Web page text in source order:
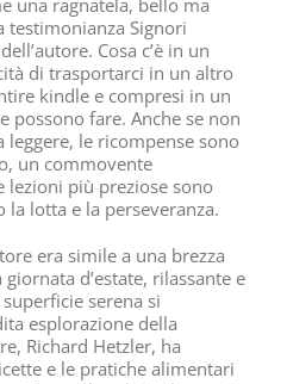
testimonianza Signori
Cosa c’è in un
di trasportarci in un altro
kindle e compresi in un
possono fare. Anche se non
le ricompense sono
un commovente
lezioni più preziose sono
lotta e la perseveranza.
era simile a una brezza
d’estate, rilassante e
serena si
esplorazione della
Richard Hetzler, ha
e le pratiche alimentari